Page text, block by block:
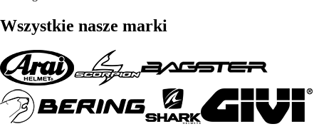
Wszystkie nasze marki